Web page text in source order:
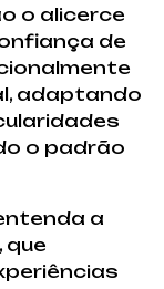
o alicerce
de
adaptando
o padrão
a
que